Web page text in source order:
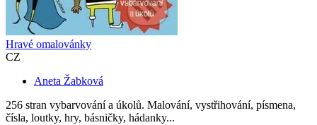
Hravé omalovánky
CZ
Aneta Žabková
256 stran vybarvování a úkolů. Malování, vystřihování, písmena,
čísla, loutky, hry, básničky, hádanky...